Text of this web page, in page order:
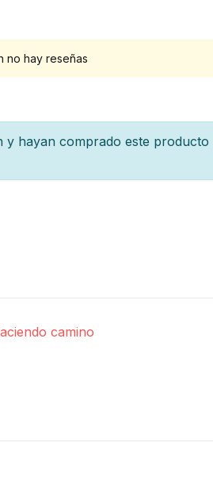
no hay reseñas
y hayan comprado este